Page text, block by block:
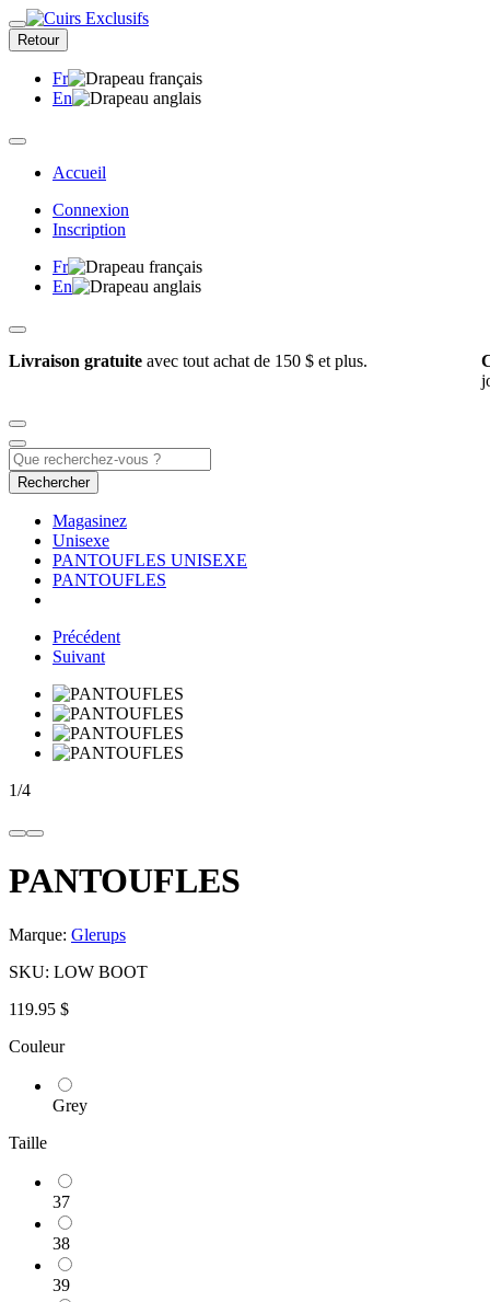
Retour
Fr
En
Accueil
Connexion
Inscription
Fr
En
Livraison gratuite avec tout achat de 150 $ et plus.
Rechercher
Magasinez
Unisexe
PANTOUFLES UNISEXE
PANTOUFLES
Précédent
Suivant
1/4
PANTOUFLES
Marque: Glerups
SKU: LOW BOOT
119.95 $
Couleur
Grey
Taille
37
38
39